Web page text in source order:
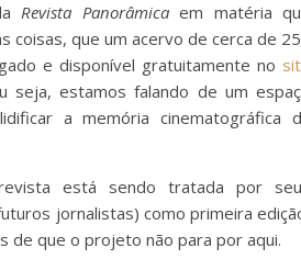
Revista Panorâmica em matéria
coisas, que um acervo de cerca de
e disponível gratuitamente no
seja, estamos falando de um
a memória cinematográfica
está sendo tratada por
jornalistas) como primeira
de que o projeto não para por aqui.